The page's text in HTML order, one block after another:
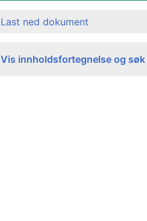
Last ned dokument
Vis innholdsfortegnelse og søk